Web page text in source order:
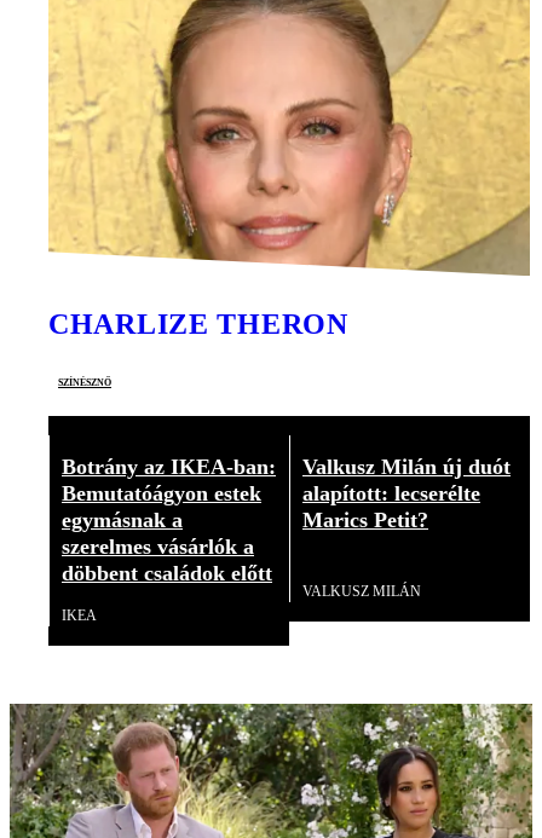
CHARLIZE THERON
színésznő
Botrány az IKEA-ban:
Bemutatóágyon estek
egymásnak a
szerelmes vásárlók a
döbbent családok előtt
IKEA
Valkusz Milán új duót
alapított: lecserélte
Marics Petit?
VALKUSZ MILÁN